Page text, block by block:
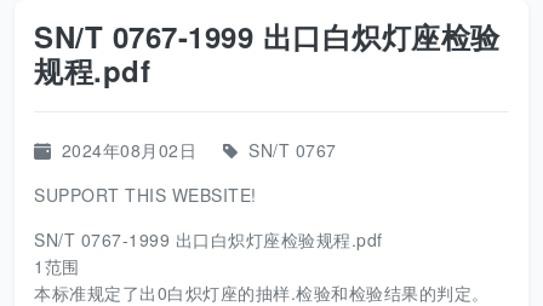
SN/T 0767-1999 出口白炽灯座检验
规程.pdf
2024年08月02日
SN/T 0767
SUPPORT THIS WEBSITE!
SN/T 0767-1999 出口白炽灯座检验规程.pdf
1范围
本标准规定了出0白炽灯座的抽样.检验和检验结果的判定。